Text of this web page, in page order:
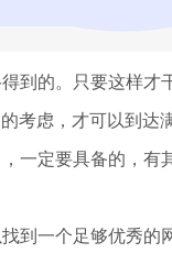
的。只要这样才
考虑，才可以到达
定要具备的，有
一个足够优秀的